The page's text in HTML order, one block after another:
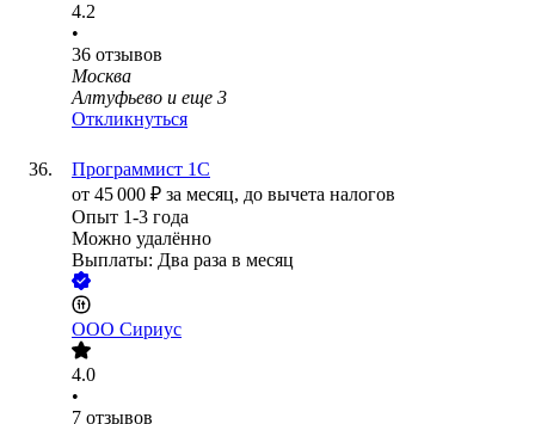
4.2
•
36 отзывов
Москва
Алтуфьево и еще 3
Откликнуться
Программист 1С
от 45 000 ₽ за месяц, до вычета налогов
Опыт 1-3 года
Можно удалённо
Выплаты: Два раза в месяц
ООО Сириус
4.0
•
7 отзывов